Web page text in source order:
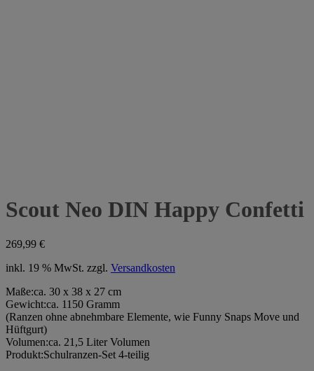
Scout Neo DIN Happy Confetti
269,99 €
inkl. 19 % MwSt. zzgl. Versandkosten
Maße:ca. 30 x 38 x 27 cm
Gewicht:ca. 1150 Gramm
(Ranzen ohne abnehmbare Elemente, wie Funny Snaps Move und
Hüftgurt)
Volumen:ca. 21,5 Liter Volumen
Produkt:Schulranzen-Set 4-teilig